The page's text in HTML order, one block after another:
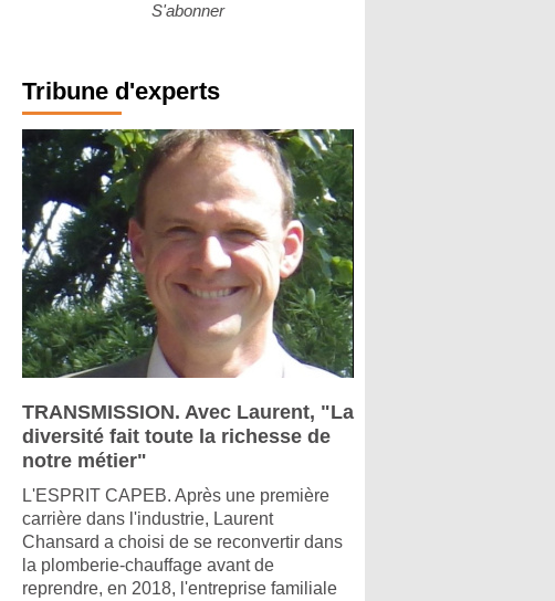
S'abonner
Tribune d'experts
TRANSMISSION. Avec Laurent, "La
diversité fait toute la richesse de
notre métier"
L'ESPRIT CAPEB. Après une première
carrière dans l'industrie, Laurent
Chansard a choisi de se reconvertir dans
la plomberie-chauffage avant de
reprendre, en 2018, l'entreprise familiale